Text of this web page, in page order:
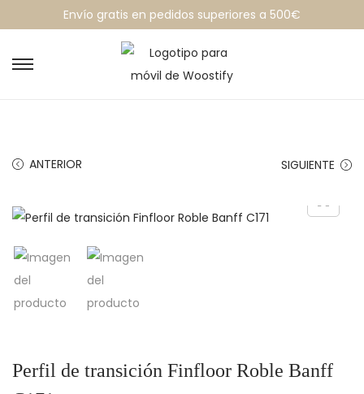
Envío gratis en pedidos superiores a 500€
ANTERIOR SIGUIENTE
Perfil de transición Finfloor Roble Banff